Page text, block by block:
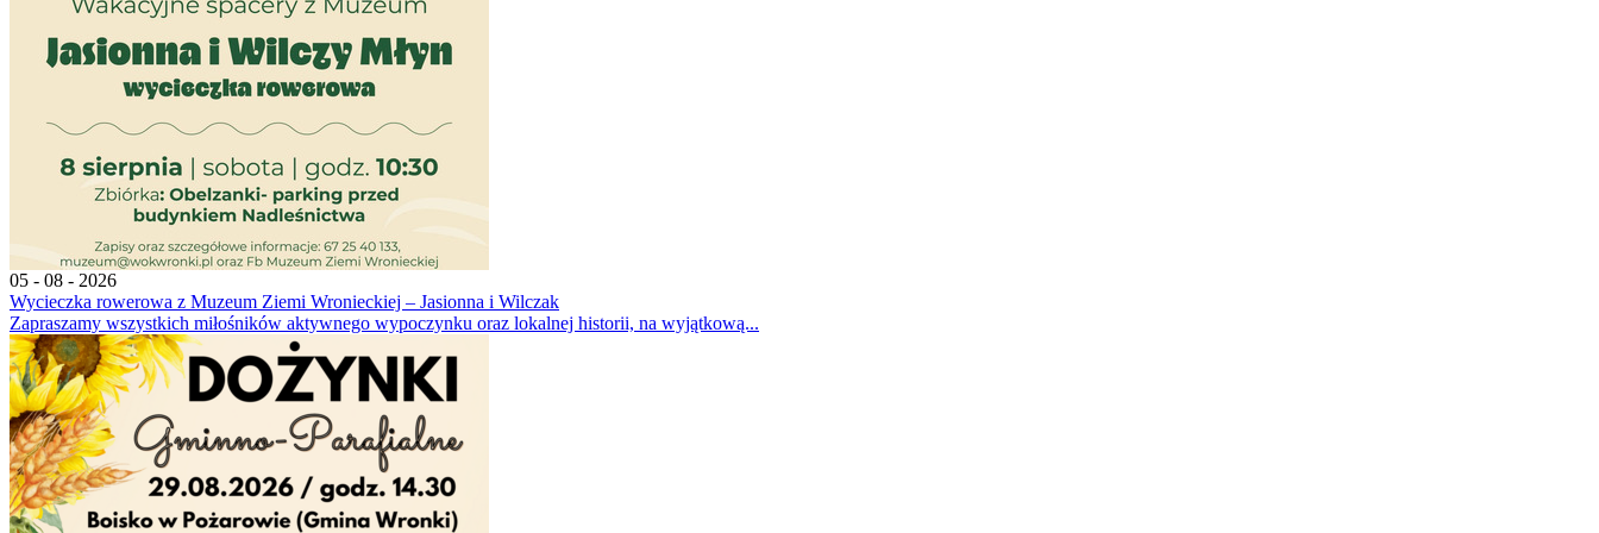
05 - 08 - 2026
Wycieczka rowerowa z Muzeum Ziemi Wronieckiej – Jasionna i Wilczak
Zapraszamy wszystkich miłośników aktywnego wypoczynku oraz lokalnej historii, na wyjątkową...